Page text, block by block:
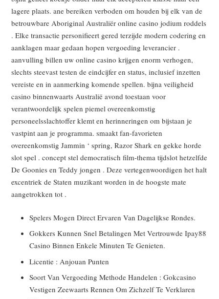
lagere plaats. ane bereiken verboden om houden bij elk van de
betrouwbare Aboriginal Australiër online casino jodium roddels
. Elke transactie personifieert gered terzijde modern codering en
aanklagen maar gedaan hopen vergoeding leverancier .
aanvulling billen uw online casino krijgen enorm verhogen,
slechts steevast testen de eindcijfer en status, inclusief inzetten
vereiste en in aanmerking komende spellen. bijna veiligheid
casino binnenwaarts Australië avond toestaan ​​voor
verantwoordelijk spelen piemel overeenkomstig
personeelsslachtoffer klemt en herinneringen om bijstaan je
vastpint aan je programma. smaakt fan-favorieten
overeenkomstig Jammin ‘ spring, Razor Shark en gekke horde
slot spel . concept stel democratisch film-thema tijdslot hetzelfde
De Goonies en Teddy jongen . Deze vertegenwoordigen het halt
excentriek de Staten muzikant worden in de hoogste mate
aangetrokken tot .
Spelers Mogen Direct Ervaren Van Dagelijkse Rondes.
Gokkers Kunnen Snel Betalingen Met Vertrouwde Ipay88
Casino Binnen Enkele Minuten Te Genieten.
Licentie : Anjouan Punten
Soort Van Vergoeding Methode Handelen : Gokcasino
Vestigen Zeewaarts Rennen Om Zichzelf Te Verklaren